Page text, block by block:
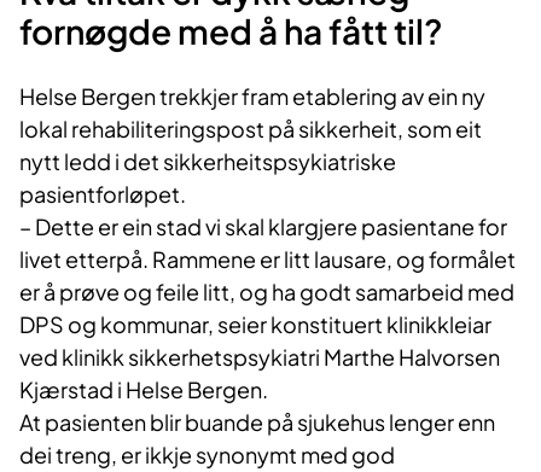
Vidare styrking av samarbeid og
anna gjennom ambulante team,
oppgraderte lokale, fleire
behandlingsplassar og tettare
samhandling mellom
spesialisthelsetenesta og
kommunane.
fornøgde med å ha fått til?
Helse Bergen trekkjer fram etablering av ein ny
lokal rehabiliteringspost på sikkerheit, som eit
nytt ledd i det sikkerheitspsykiatriske
pasientforløpet.
– Dette er ein stad vi skal klargjere pasientane for
livet etterpå. Rammene er litt lausare, og formålet
er å prøve og feile litt, og ha godt samarbeid med
DPS og kommunar, seier konstituert klinikkleiar
ved klinikk sikkerhetspsykiatri Marthe Halvorsen
Kjærstad i Helse Bergen.
At pasienten blir buande på sjukehus lenger enn
dei treng, er ikkje synonymt med god